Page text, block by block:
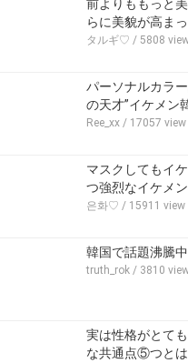
前よりももっと
らに美貌が高ま
タルギ♡ / 5808
パーソナルカラ
の天才”イケメン
Ree_xx / 17057 view
マスクしてもイ
つ強烈なイケメ
은화♡ / 15911 view
韓国で話題沸騰
truth_rok / 3810
実は性格がとて
な共通点⑤つとは